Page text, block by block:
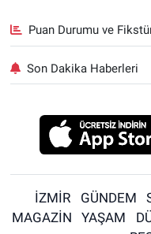
Puan Durumu ve
Son Dakika Haberleri
İZMİR GÜNDEM
MAGAZİN
YAŞAM